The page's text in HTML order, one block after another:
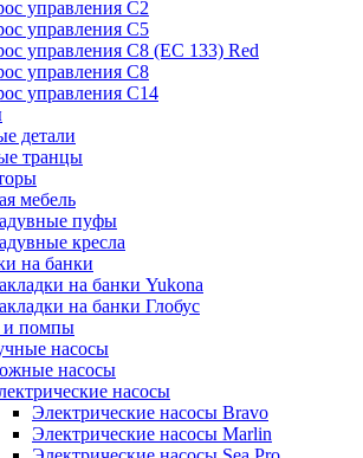
управления C2
управления C5
управления C8 (ЕС 133) Red
управления C8
управления C14
детали
транцы
мебель
пуфы
кресла
на банки
на банки Yukona
на банки Глобус
и помпы
насосы
насосы
насосы
Электрические насосы Bravo
Электрические насосы Marlin